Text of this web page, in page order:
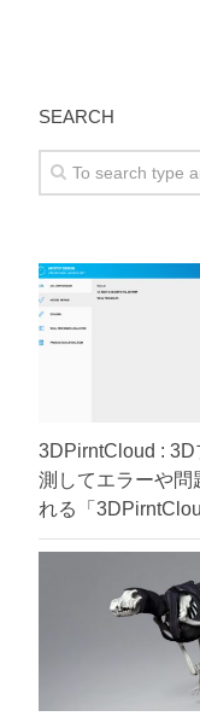
SEARCH
3DPirntCloud :
測してエラーや問
れる「